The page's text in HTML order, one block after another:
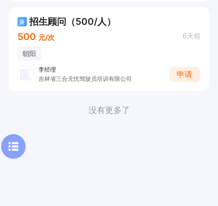
兼 招生顾问（500/人）
500 元/次 6天前
朝阳
李经理
吉林省三合无忧驾驶员培训有限公司
申请
没有更多了